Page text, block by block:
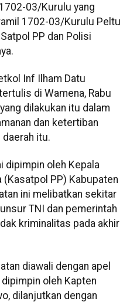
03/Kurulu yang
1702-03/Kurulu Peltu
PP dan Polisi
Inf Ilham Datu
di Wamena, Rabu
dilakukan itu dalam
dan ketertiban
itu.
dipimpin oleh Kepala
(Kasatpol PP) Kabupaten
ini melibatkan sekitar
TNI dan pemerintah
kriminalitas pada akhir
diawali dengan apel
oleh Kapten
dilanjutkan dengan